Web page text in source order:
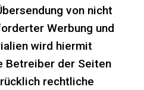
von nicht
Werbung und
wird hiermit
Betreiber der Seiten
rechtliche